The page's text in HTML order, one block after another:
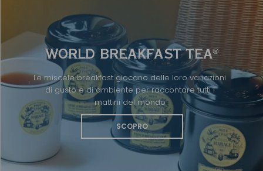
WORLD BREAKFAST TEA®
Le miscele breakfast giocano delle loro variazioni
di gusto e di ambiente per raccontare tutti i
mattini del mondo
SCOPRO